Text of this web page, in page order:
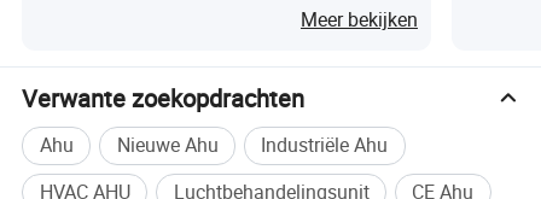
Meer bekijken
Verwante zoekopdrachten
Ahu Nieuwe Ahu
Industriële Ahu
HVAC AHU
Luchtbehandelingsunit
CE Ahu